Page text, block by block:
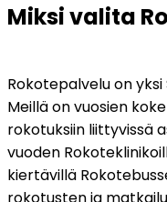
Miksi valita
Rokotepalvelu on
Meillä on vuosien
rokotuksiin liittyvissä
vuoden
kiertävillä